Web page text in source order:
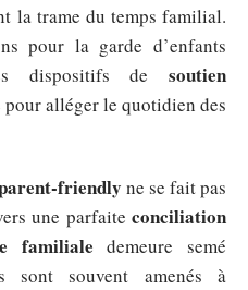
la trame du temps familial.
pour la garde d’enfants
dispositifs de soutien
pour alléger le quotidien des
friendly ne se fait pas
une parfaite conciliation
familiale demeure semé
sont souvent amenés à